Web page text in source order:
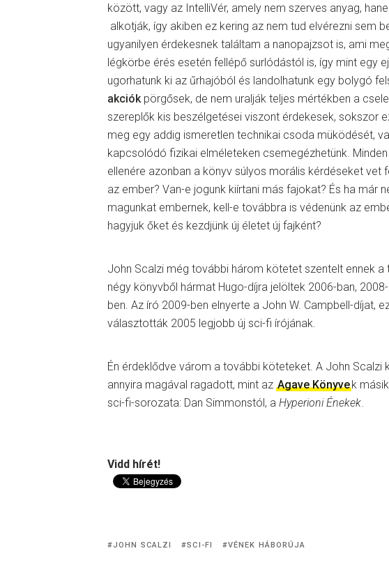
között, vagy az IntelliVér, amely nem szerves anyag,
alkotják, így akiben ez kering az nem tud elvérezni sem
ugyanilyen érdekesnek találtam a nanopajzsot is, ami
légkörbe érés esetén fellépő surlódástól is, így mint egy
ugorhatunk ki az űrhajóból és landolhatunk egy bolygó
akciókpörgősek, de nem uralják teljes mértékben a
szereplők kis beszélgetései viszont érdekesek, sokszor
meg egy addig ismeretlen technikai csoda müködését,
kapcsolódó fizikai elméleteken csemegézhetünk.
ellenére azonban a könyv súlyos morális kérdéseket vet
az ember? Van-e jogunk kiírtani más fajokat? És ha már
magunkat embernek, kell-e továbbra is védenünk az
hagyjuk őket és kezdjünk új életet új fajként?
John Scalzi még további három kötetet szentelt ennek a
négy könyvből hármat Hugo-díjra jelöltek 2006-ban,
ben. Az író 2009-ben elnyerte a John W. Campbell-díjat,
választották 2005 legjobb új sci-fi írójának.
Én érdeklődve várom a további köteteket. A John Scalzi
annyira magával ragadott, mint az Agave Könyvek
sci-fi-sorozata: Dan Simmonstól, a Hyperioni Énekek.
Vidd hírét!
JOHN SCALZI SCI-FI VÉNEK HÁBORÚJA